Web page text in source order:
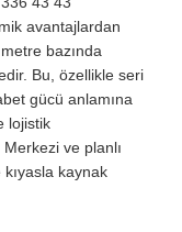
avantajlardan
bazında
Bu, özellikle seri
gücü anlamına
lojistik
ve planlı
kaynak